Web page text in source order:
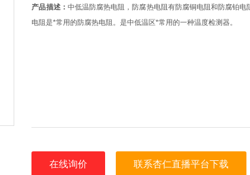
产品描述： 中低温防腐热电阻，防腐热电阻有防腐铜电阻和防腐铂电阻
电阻是*常用的防腐热电阻。是中低温区*常用的一种温度检测器。
在线询价 联系杏仁直播平台下载